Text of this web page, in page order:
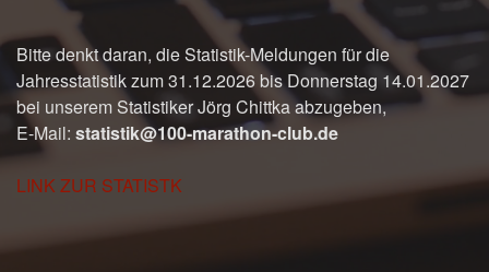
Bitte denkt daran, die Statistik-Meldungen für die
Jahresstatistik zum 31.12.2026 bis Donnerstag 14.01.2027
bei unserem Statistiker Jörg Chittka abzugeben,
E-Mail: statistik@100-marathon-club.de
LINK ZUR STATISTK